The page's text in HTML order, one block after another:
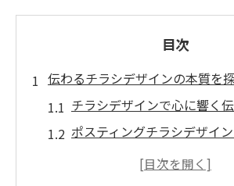
目次
伝わるチラシデザインの本質を
チラシデザインで心に響く
ポスティングチラシデザイ